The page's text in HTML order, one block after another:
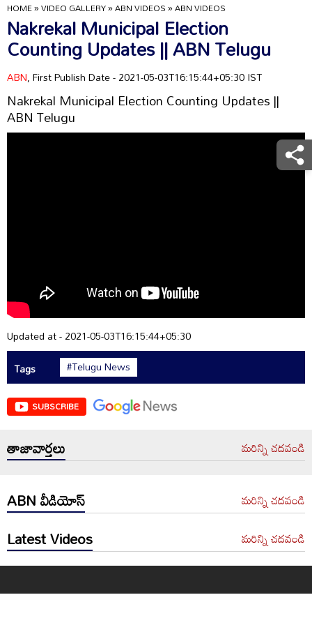
HOME»VIDEO GALLERY»ABN VIDEOS»ABN VIDEOS
Nakrekal Municipal Election
Counting Updates || ABN Telugu
ABN, First Publish Date - 2021-05-03T16:15:44+05:30 IST
Nakrekal Municipal Election Counting Updates ||
ABN Telugu
Updated at - 2021-05-03T16:15:44+05:30
Tags
#Telugu News
SUBSCRIBE
తాజావార్తలు మరిన్ని చదవండి
ABN వీడియోస్ మరిన్ని చదవండి
Latest Videos మరిన్ని చదవండి